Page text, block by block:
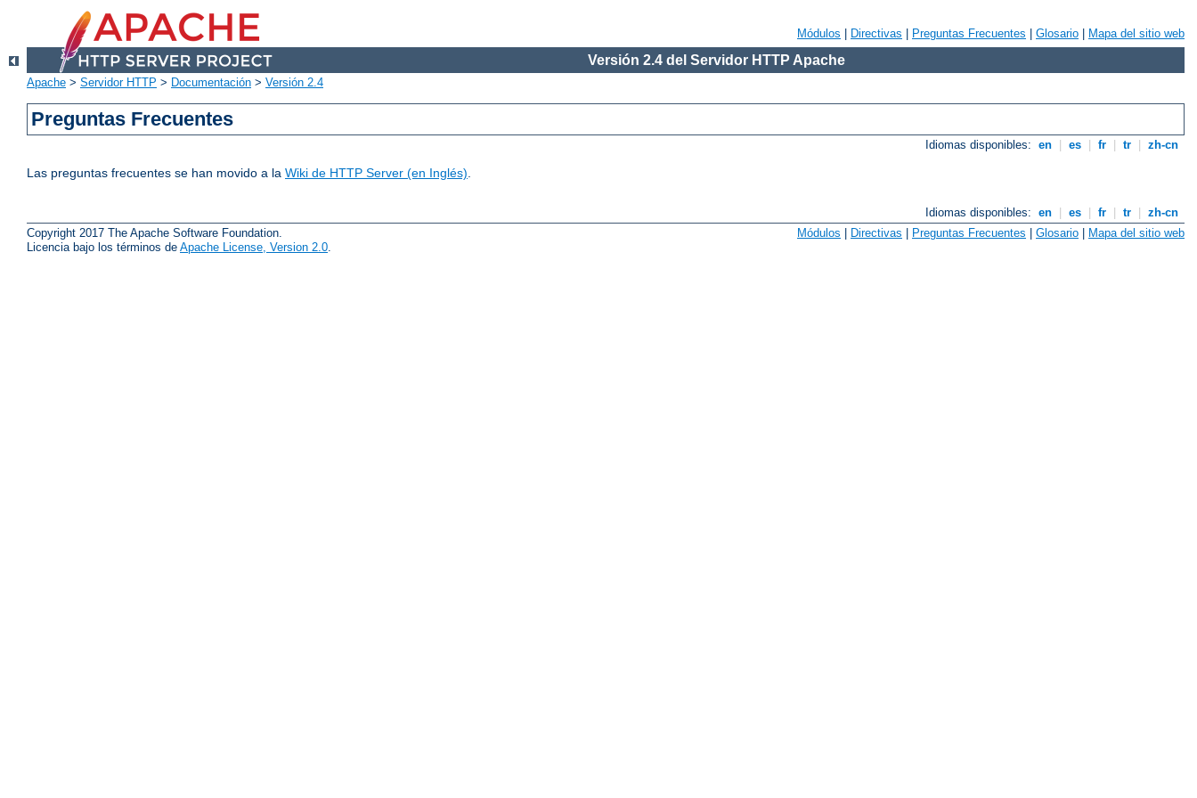
Módulos Directivas Preguntas Frecuentes Glosario Mapa del sitio web
Versión 2.4 del Servidor HTTP Apache
Apache > Servidor HTTP > Documentación > Versión 2.4
Preguntas Frecuentes
Idiomas disponibles: en es fr tr zh-cn
Las preguntas frecuentes se han movido a la Wiki de HTTP Server (en Inglés).
Idiomas disponibles: en es fr tr
zh-cn
Copyright 2017 The Apache Software Foundation.
Licencia bajo los términos de Apache License, Version 2.0
Módulos | Directivas | Preguntas Frecuentes | Glosario | Mapa del sitio web